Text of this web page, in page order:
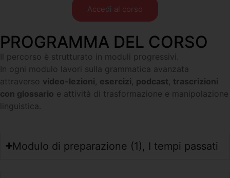
Accedi al corso
PROGRAMMA DEL CORSO
Il percorso è strutturato in moduli progressivi.
In ogni modulo lavori sulla grammatica avanzata
attraverso video-lezioni esercizi podcast trascrizioni
con glossario e attività di trasformazione e manipolazione
linguistica.
Modulo di preparazione (1), I tempi passati